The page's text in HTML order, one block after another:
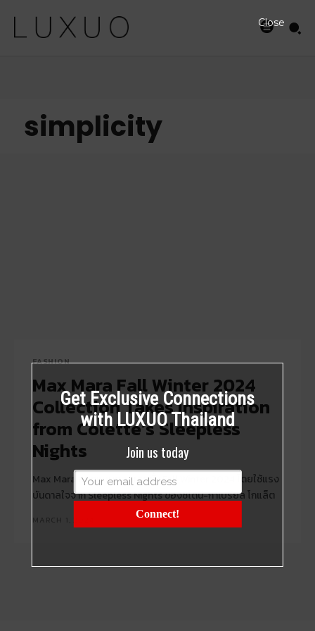
simplicity
FASHION
Max Mara Fall Winter 2024
Collection Takes Inspiration
from Colette’s Sleepless
Nights
Max Mara ออกแบบคอลเลคชั่น Fall Winter 2024 โดยใช้แรง
บันดาลใจจาก Sleepless Nights ของซิโดนี-กาเบรียล โกแล็ต
Get Exclusive Connections
with LUXUO Thailand
Join us today
Connect!
Close